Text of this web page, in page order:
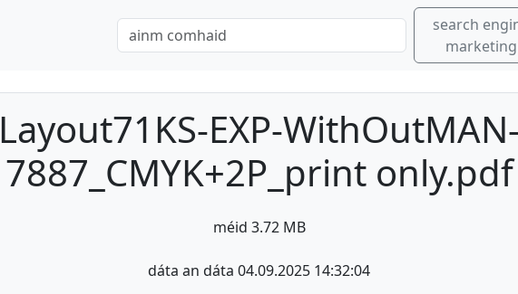
search
marketing
Layout71KS-EXP-WithOutMAN-
7887_CMYK+2P_print only.pdf
méid 3.72 MB
dáta an dáta 04.09.2025 14:32:04